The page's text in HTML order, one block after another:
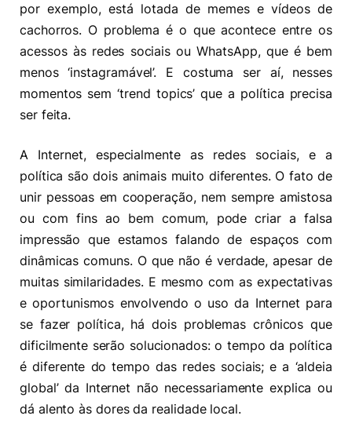
por exemplo, está lotada de memes e vídeos de
cachorros. O problema é o que acontece entre os
acessos às redes sociais ou WhatsApp, que é bem
menos ‘instagramável’. E costuma ser aí, nesses
momentos sem ‘trend topics’ que a política precisa
ser feita.
A Internet, especialmente as redes sociais, e a
política são dois animais muito diferentes. O fato de
unir pessoas em cooperação, nem sempre amistosa
ou com fins ao bem comum, pode criar a falsa
impressão que estamos falando de espaços com
dinâmicas comuns. O que não é verdade, apesar de
muitas similaridades. E mesmo com as expectativas
e oportunismos envolvendo o uso da Internet para
se fazer política, há dois problemas crônicos que
dificilmente serão solucionados: o tempo da política
é diferente do tempo das redes sociais; e a ‘aldeia
global’ da Internet não necessariamente explica ou
dá alento às dores da realidade local.